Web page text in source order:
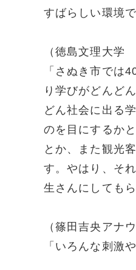
すばらしい環境
（徳島文理大学
「さぬき市では
り学びがどんど
どん社会に出る
のを目にするか
とか、また観光
す。やはり、そ
生さんにしても
（篠田吉央アナ
「いろんな刺激